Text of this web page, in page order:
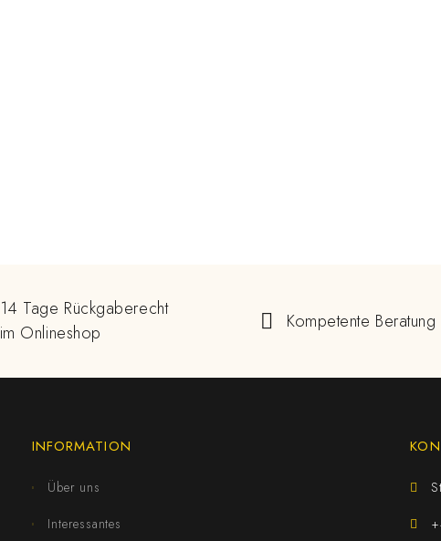
14 Tage Rückgaberecht
im Onlineshop
Kompetente Beratung
INFORMATION
Über uns
Interessantes